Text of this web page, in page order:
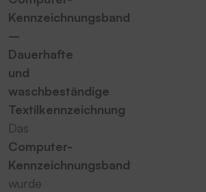
Kennzeichnungsband
–
Dauerhafte
und
waschbeständige
Textilkennzeichnung
Das
Computer-
Kennzeichnungsband
wurde